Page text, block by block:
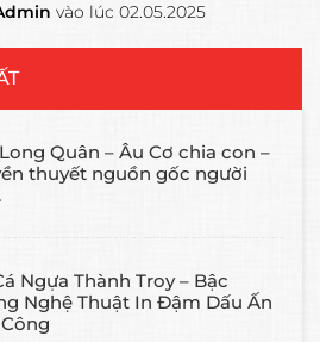
vào lúc 02.05.2025
Quân – Âu Cơ chia con –
thuyết nguồn gốc người
Ngựa Thành Troy – Bậc
Nghệ Thuật In Đậm Dấu Ấn